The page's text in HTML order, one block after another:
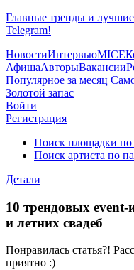
Главные тренды и
Telegram!
НовостиИнтервьюMICE
АфишаАвторыВакансии
Популярное за месяц
Золотой запас
Войти
Регистрация
Поиск площадки по
Поиск артиста по
Детали
10 трендовых event-
и летних свадеб
Понравилась статья?!
приятно :)